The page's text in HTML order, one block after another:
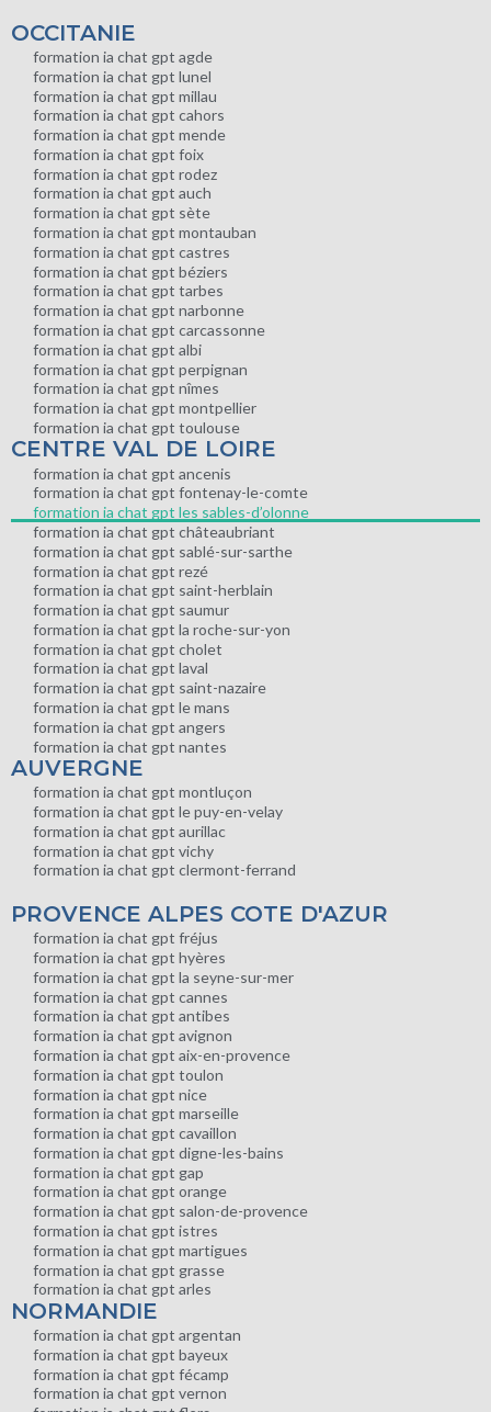
OCCITANIE
formation ia chat gpt agde
formation ia chat gpt lunel
formation ia chat gpt millau
formation ia chat gpt cahors
formation ia chat gpt mende
formation ia chat gpt foix
formation ia chat gpt rodez
formation ia chat gpt auch
formation ia chat gpt sète
formation ia chat gpt montauban
formation ia chat gpt castres
formation ia chat gpt béziers
formation ia chat gpt tarbes
formation ia chat gpt narbonne
formation ia chat gpt carcassonne
formation ia chat gpt albi
formation ia chat gpt perpignan
formation ia chat gpt nîmes
formation ia chat gpt montpellier
formation ia chat gpt toulouse
CENTRE VAL DE LOIRE
formation ia chat gpt ancenis
formation ia chat gpt fontenay-le-comte
formation ia chat gpt les sables-d’olonne
formation ia chat gpt châteaubriant
formation ia chat gpt sablé-sur-sarthe
formation ia chat gpt rezé
formation ia chat gpt saint-herblain
formation ia chat gpt saumur
formation ia chat gpt la roche-sur-yon
formation ia chat gpt cholet
formation ia chat gpt laval
formation ia chat gpt saint-nazaire
formation ia chat gpt le mans
formation ia chat gpt angers
formation ia chat gpt nantes
AUVERGNE
formation ia chat gpt montluçon
formation ia chat gpt le puy-en-velay
formation ia chat gpt aurillac
formation ia chat gpt vichy
formation ia chat gpt clermont-ferrand
PROVENCE ALPES COTE D'AZUR
formation ia chat gpt fréjus
formation ia chat gpt hyères
formation ia chat gpt la seyne-sur-mer
formation ia chat gpt cannes
formation ia chat gpt antibes
formation ia chat gpt avignon
formation ia chat gpt aix-en-provence
formation ia chat gpt toulon
formation ia chat gpt nice
formation ia chat gpt marseille
formation ia chat gpt cavaillon
formation ia chat gpt digne-les-bains
formation ia chat gpt gap
formation ia chat gpt orange
formation ia chat gpt salon-de-provence
formation ia chat gpt istres
formation ia chat gpt martigues
formation ia chat gpt grasse
formation ia chat gpt arles
NORMANDIE
formation ia chat gpt argentan
formation ia chat gpt bayeux
formation ia chat gpt fécamp
formation ia chat gpt vernon